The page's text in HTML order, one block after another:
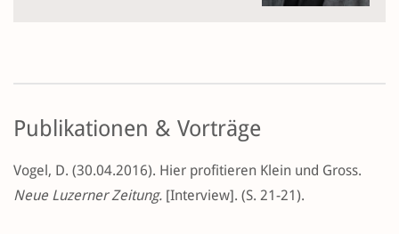
Publikationen & Vorträge
Vogel, D. (30.04.2016). Hier profitieren Klein und Gross.
Neue Luzerner Zeitung. [Interview]. (S. 21-21).